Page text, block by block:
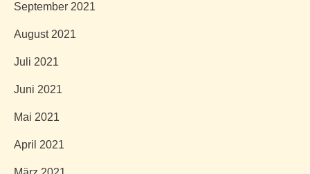
September 2021
August 2021
Juli 2021
Juni 2021
Mai 2021
April 2021